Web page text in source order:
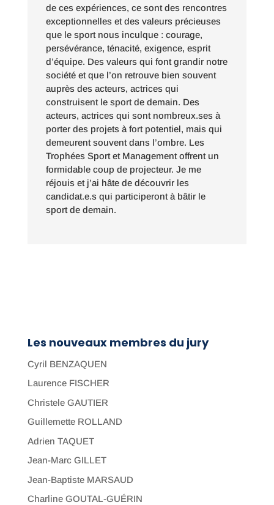
de ces expériences, ce sont des rencontres
exceptionnelles et des valeurs précieuses
que le sport nous inculque : courage,
persévérance, ténacité, exigence, esprit
d’équipe. Des valeurs qui font grandir notre
société et que l’on retrouve bien souvent
auprès des acteurs, actrices qui
construisent le sport de demain. Des
acteurs, actrices qui sont nombreux.ses à
porter des projets à fort potentiel, mais qui
demeurent souvent dans l’ombre. Les
Trophées Sport et Management offrent un
formidable coup de projecteur. Je me
réjouis et j’ai hâte de découvrir les
candidat.e.s qui participeront à bâtir le
sport de demain.
Les nouveaux membres du jury
Cyril BENZAQUEN
Laurence FISCHER
Christele GAUTIER
Guillemette ROLLAND
Adrien TAQUET
Jean-Marc GILLET
Jean-Baptiste MARSAUD
Charline GOUTAL-GUÉRIN